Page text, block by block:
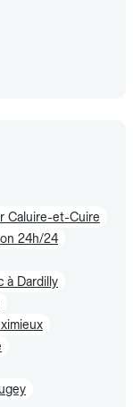
Caluire-et-Cuire
24h/24
à Dardilly